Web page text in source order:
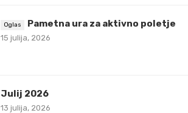
Pametna ura za aktivno poletje
15 julija, 2026
Julij 2026
13 julija, 2026